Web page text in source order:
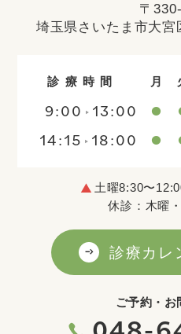
〒
埼玉県さいたま市大宮
診療時間 月
9:00
13:00
14:15 18:00
土曜8:30〜
休診：木曜
診療カレ
ご予約・お